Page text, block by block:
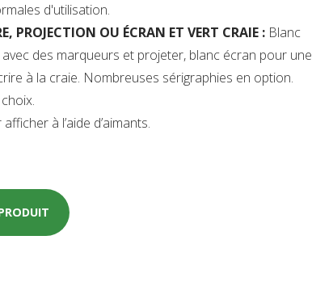
d'utilisation.
PROJECTION OU ÉCRAN ET VERT CRAIE : Blanc
des marqueurs et projeter, blanc écran pour une
à la craie. Nombreuses sérigraphies en option.
afficher à l’aide d’aimants.